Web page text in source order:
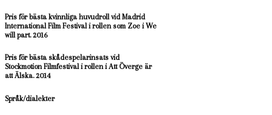
Pris för bästa kvinnliga huvudroll vid Madrid
International Film Festival i rollen som Zoe i We
will part. 2016
Pris för bästa skådespelarinsats vid
Stockmotion Filmfestival i rollen i Att Överge är
att Älska. 2014
Språk/dialekter